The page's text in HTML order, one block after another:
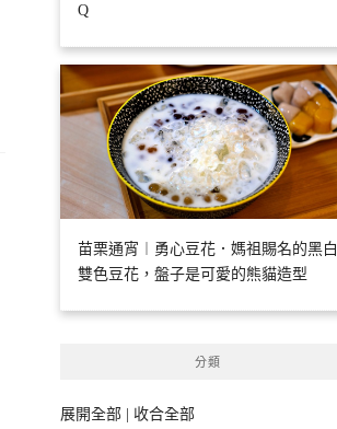
Q
苗栗通宵︱勇心豆花．媽祖賜名的黑白
雙色豆花，盤子是可愛的熊貓造型
分類
展開全部
收合全部